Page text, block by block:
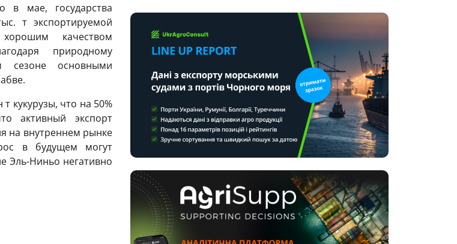
в мае, государства
т экспортируемой
качеством
природному
основными
кукурузы, что на 50%
активный экспорт
на внутреннем рынке
в будущем могут
Эль-Ниньо негативно